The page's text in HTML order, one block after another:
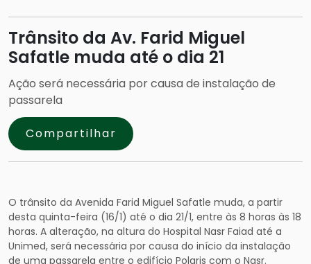
Trânsito da Av. Farid Miguel
Safatle muda até o dia 21
Ação será necessária por causa de instalação de
passarela
Compartilhar
O trânsito da Avenida Farid Miguel Safatle muda, a partir
desta quinta-feira (16/1) até o dia 21/1, entre às 8 horas às 18
horas. A alteração, na altura do Hospital Nasr Faiad até a
Unimed, será necessária por causa do início da instalação
de uma passarela entre o edifício Polaris com o Nasr.